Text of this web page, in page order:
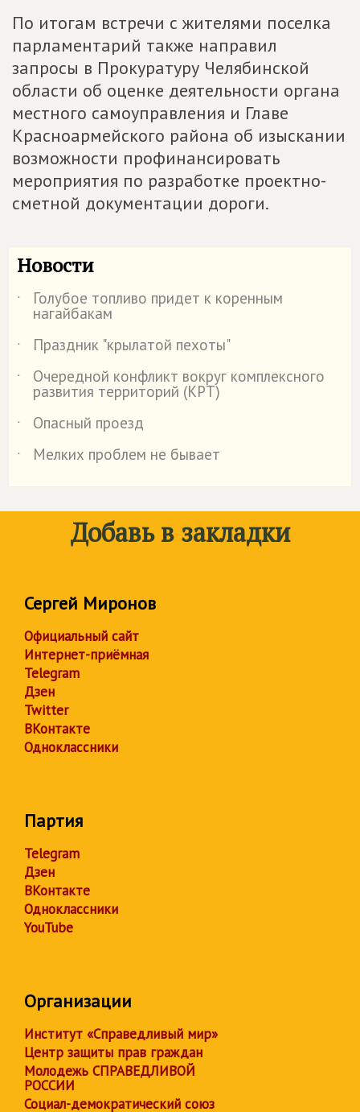
По итогам встречи с жителями поселка
парламентарий также направил
запросы в Прокуратуру Челябинской
области об оценке деятельности органа
местного самоуправления и Главе
Красноармейского района об изыскании
возможности профинансировать
мероприятия по разработке проектно-
сметной документации дороги.
Новости
˙ Голубое топливо придет к коренным
нагайбакам
˙
Праздник "крылатой пехоты"
˙
Очередной конфликт вокруг комплексного
развития территорий (КРТ)
˙
Опасный проезд
˙
Мелких проблем не бывает
Добавь в закладки
Сергей Миронов
Официальный сайт
Интернет-приёмная
Telegram
Дзен
Twitter
ВКонтакте
Одноклассники
Партия
Telegram
Дзен
ВКонтакте
Одноклассники
YouTube
Организации
Институт «Справедливый мир»
Центр защиты прав граждан
Молодежь СПРАВЕДЛИВОЙ
РОССИИ
Социал-демократический союз